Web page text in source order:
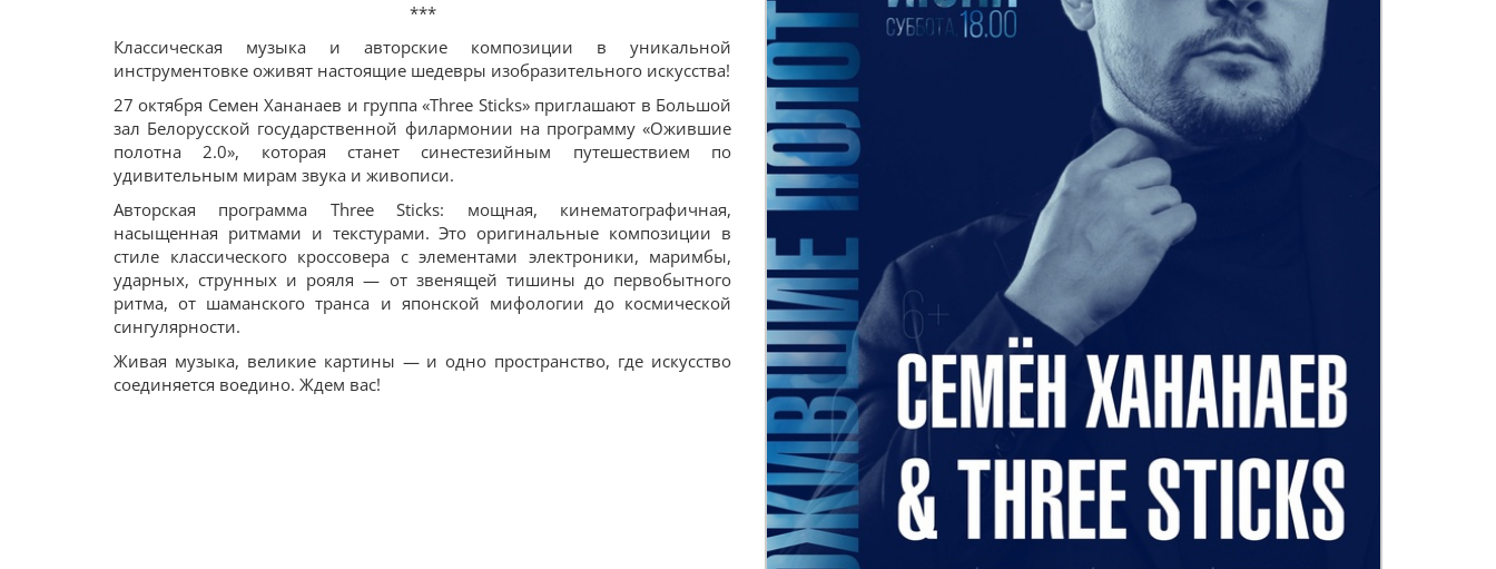
***
Классическая музыка и авторские композиции в уникальной
инструментовке оживят настоящие шедевры изобразительного искусства!
27 октября Семен Хананаев и группа «Three Sticks» приглашают в Большой
зал Белорусской государственной филармонии на программу «Ожившие
полотна 2.0», которая станет синестезийным путешествием по
удивительным мирам звука и живописи.
Авторская программа Three Sticks: мощная, кинематографичная,
насыщенная ритмами и текстурами. Это оригинальные композиции в
стиле классического кроссовера с элементами электроники, маримбы,
ударных, струнных и рояля — от звенящей тишины до первобытного
ритма, от шаманского транса и японской мифологии до космической
сингулярности.
Живая музыка, великие картины — и одно пространство, где искусство
соединяется воедино. Ждем вас!